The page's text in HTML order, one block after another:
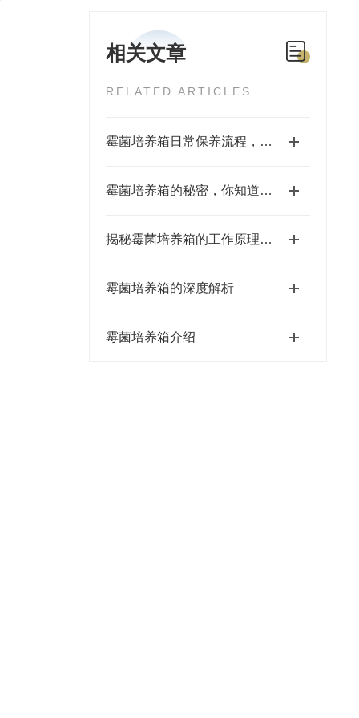
相关文章
RELATED ARTICLES
霉菌培养箱日常保养流程，减少污染延长设备使用周期
霉菌培养箱的秘密，你知道吗？
揭秘霉菌培养箱的工作原理与温度湿度控制
霉菌培养箱的深度解析
霉菌培养箱介绍